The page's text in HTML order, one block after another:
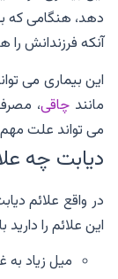
دهد، هنگامی که
آنکه فرزندانش
این بیماری می
مانند چاقی،
می تواند علت
دیابت چه
در واقع علائم
این علائم را
میل زیاد به